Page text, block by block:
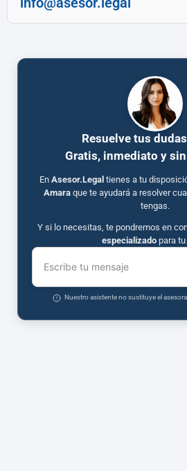
Resuelve tus
Gratis, inmediato y
En Asesor.Legal tienes a tu
Amaraque te ayudará a resolver
tengas.
Y si lo necesitas, te pondremos en
especializadopara tu
Escribe tu mensaje
Nuestro asistente no sustituye el